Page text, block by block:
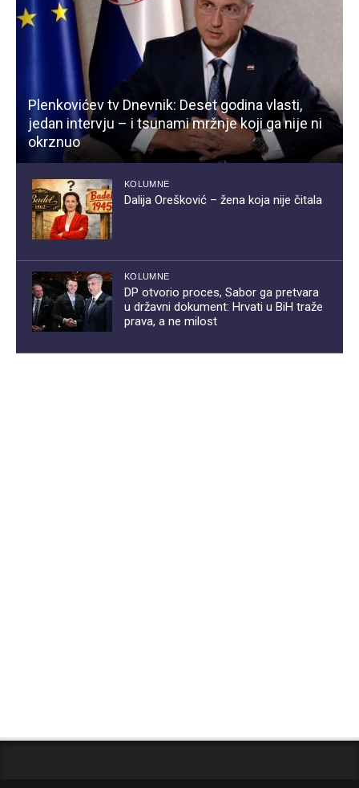
Plenkovićev tv Dnevnik: Deset godina vlasti,
jedan intervju – i tsunami mržnje koji ga nije ni
okrznuo
KOLUMNE
Dalija Orešković – žena koja nije čitala
KOLUMNE
DP otvorio proces, Sabor ga pretvara
u državni dokument: Hrvati u BiH traže
prava, a ne milost